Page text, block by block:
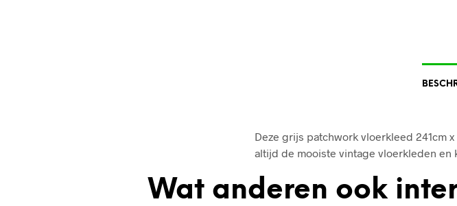
Deze grijs patchwork vloerkleed 241cm
altijd de mooiste vintage vloerkleden en
Wat anderen ook